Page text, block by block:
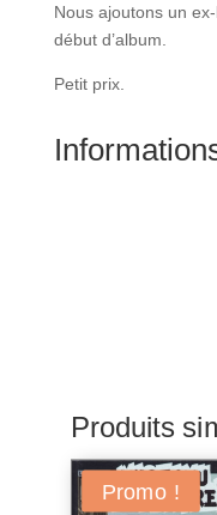
Nous ajoutons un
début d’album.
Petit prix.
Produits
Promo !